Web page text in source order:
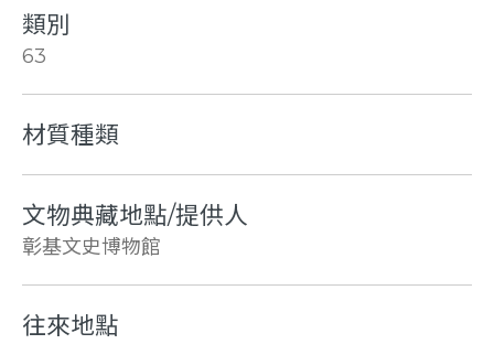
類別
63
材質種類
文物典藏地點/提供人
彰基文史博物館
往來地點